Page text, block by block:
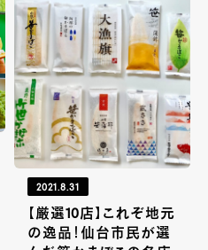
2021.8.31
【厳選10店】これぞ地元
の逸品！仙台市民が選